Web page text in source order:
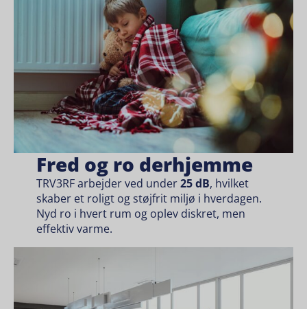
Fred og ro derhjemme
TRV3RF arbejder ved under25 dB, hvilket
skaber et roligt og støjfrit miljø i hverdagen.
Nyd ro i hvert rum og oplev diskret, men
effektiv varme.